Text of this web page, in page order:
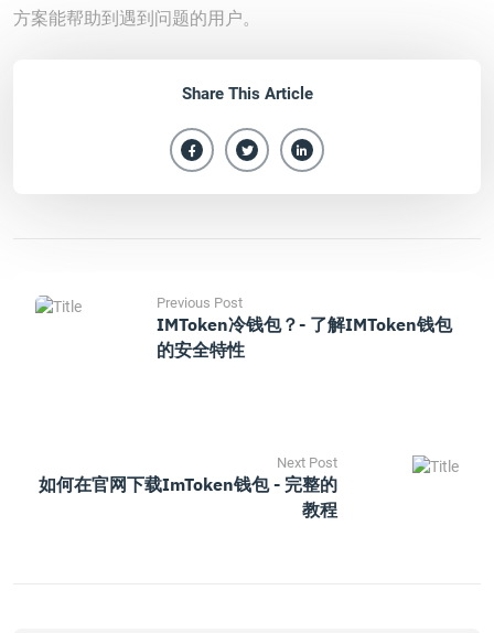
方案能帮助到遇到问题的用户。
Share This Article
Previous Post
IMToken冷钱包？- 了解iMToken钱包
的安全特性
Next Post
如何在官网下载imToken钱包 - 完整的
教程